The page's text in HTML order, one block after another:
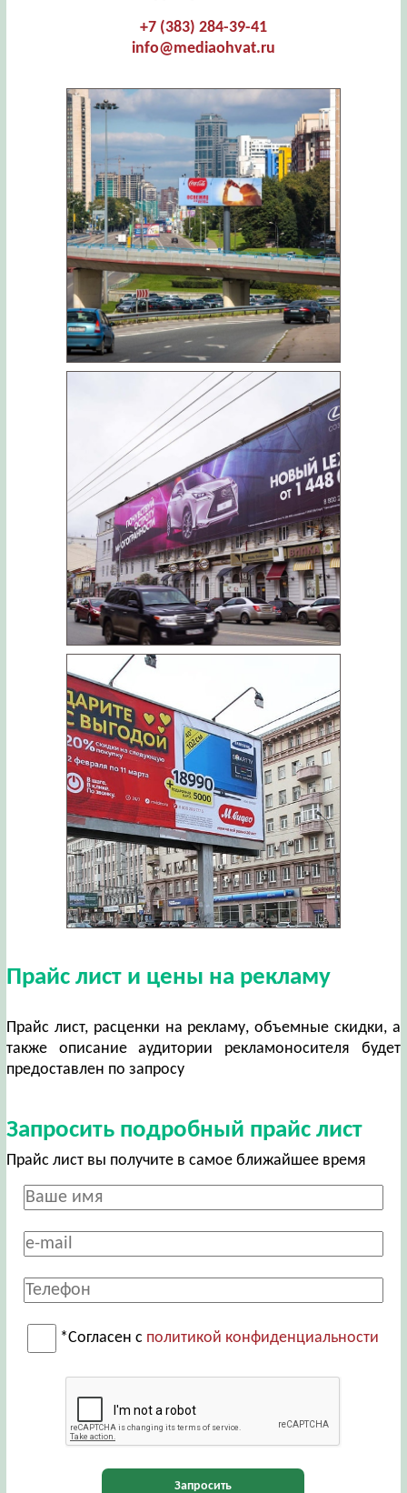
+7 (383) 284-39-41
info@mediaohvat.ru
Прайс лист и цены на рекламу
Прайс лист, расценки на рекламу, объемные скидки, а
также описание аудитории рекламоносителя будет
предоставлен по запросу
Запросить подробный прайс лист
Прайс лист вы получите в самое ближайшее время
*Согласен с политикой конфиденциальности
Запросить